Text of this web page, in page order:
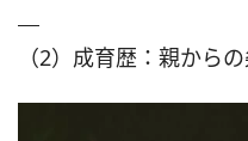
（2）成育歴：親から